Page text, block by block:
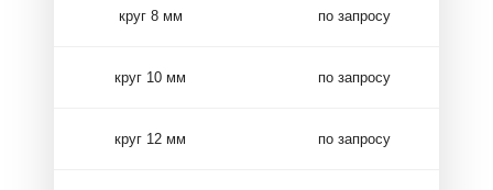
круг 8 мм по запросу
круг 10 мм по запросу
круг 12 мм по запросу